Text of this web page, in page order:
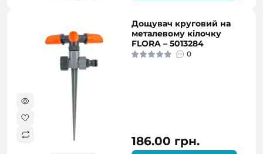
Дощувач круговий на
металевому кілочку
FLORA – 5013284
0
186.00 грн.